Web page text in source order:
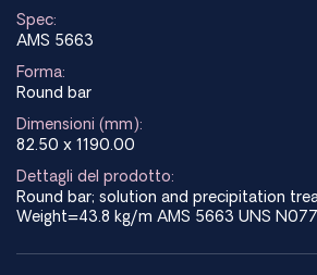
Spec:
AMS 5663
Forma:
Round bar
Dimensioni (mm):
82.50 x 1190.00
Dettagli del prodotto:
Round bar; solution and precipitation
Weight=43.8 kg/m AMS 5663 UNS